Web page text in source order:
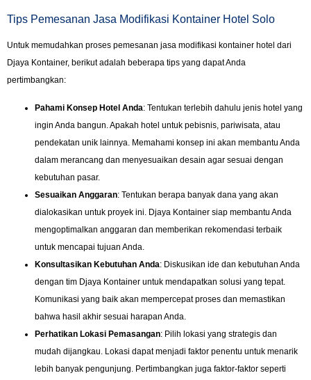
Tips Pemesanan Jasa Modifikasi Kontainer Hotel Solo
Untuk memudahkan proses pemesanan jasa modifikasi kontainer hotel dari
Djaya Kontainer, berikut adalah beberapa tips yang dapat Anda
pertimbangkan:
Pahami Konsep Hotel Anda: Tentukan terlebih dahulu jenis hotel yang
ingin Anda bangun. Apakah hotel untuk pebisnis, pariwisata, atau
pendekatan unik lainnya. Memahami konsep ini akan membantu Anda
dalam merancang dan menyesuaikan desain agar sesuai dengan
kebutuhan pasar.
Sesuaikan Anggaran: Tentukan berapa banyak dana yang akan
dialokasikan untuk proyek ini. Djaya Kontainer siap membantu Anda
mengoptimalkan anggaran dan memberikan rekomendasi terbaik
untuk mencapai tujuan Anda.
Konsultasikan Kebutuhan Anda: Diskusikan ide dan kebutuhan Anda
dengan tim Djaya Kontainer untuk mendapatkan solusi yang tepat.
Komunikasi yang baik akan mempercepat proses dan memastikan
bahwa hasil akhir sesuai harapan Anda.
Perhatikan Lokasi Pemasangan: Pilih lokasi yang strategis dan
mudah dijangkau. Lokasi dapat menjadi faktor penentu untuk menarik
lebih banyak pengunjung. Pertimbangkan juga faktor-faktor seperti